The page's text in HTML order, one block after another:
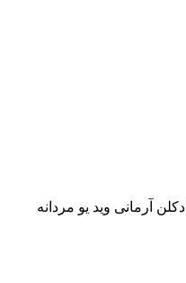
ادکلن آرمانی وید یو مردانه